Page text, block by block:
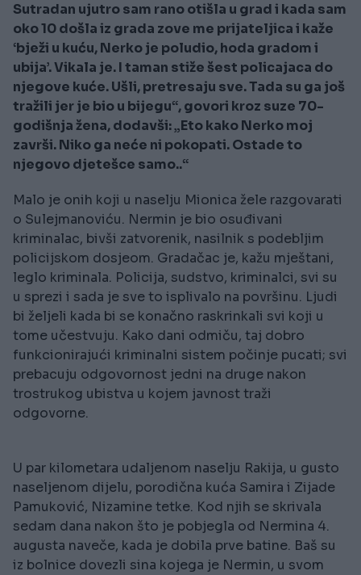
Sutradan ujutro sam rano otišla u grad i kada sam
oko 10 došla iz grada zove me prijateljica i kaže
‘bježi u kuću, Nerko je poludio, hoda gradom i
ubija’. Vikala je. I taman stiže šest policajaca do
njegove kuće. Ušli, pretresaju sve. Tada su ga još
tražili jer je bio u bijegu“, govori kroz suze 70-
godišnja žena, dodavši: „Eto kako Nerko moj
završi. Niko ga neće ni pokopati. Ostade to
njegovo djetešce samo..“
Malo je onih koji u naselju Mionica žele razgovarati
o Sulejmanoviću. Nermin je bio osuđivani
kriminalac, bivši zatvorenik, nasilnik s podebljim
policijskom dosjeom. Gradačac je, kažu mještani,
leglo kriminala. Policija, sudstvo, kriminalci, svi su
u sprezi i sada je sve to isplivalo na površinu. Ljudi
bi željeli kada bi se konačno raskrinkali svi koji u
tome učestvuju. Kako dani odmiču, taj dobro
funkcionirajući kriminalni sistem počinje pucati; svi
prebacuju odgovornost jedni na druge nakon
trostrukog ubistva u kojem javnost traži
odgovorne.
U par kilometara udaljenom naselju Rakija, u gusto
naseljenom dijelu, porodična kuća Samira i Zijade
Pamuković, Nizamine tetke. Kod njih se skrivala
sedam dana nakon što je pobjegla od Nermina 4.
augusta naveče, kada je dobila prve batine. Baš su
iz bolnice dovezli sina kojega je Nermin, u svom